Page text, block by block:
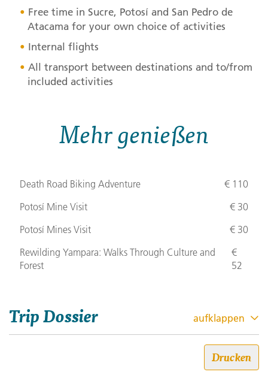
Free time in Sucre, Potosí and San Pedro de
Atacama for your own choice of activities
Internal flights
All transport between destinations and to/from
included activities
Mehr genießen
Death Road Biking Adventure
€ 110
Potosí Mine Visit
€ 30
Potosí Mines Visit
€ 30
Rewilding Yampara: Walks Through Culture and
Forest
€
52
Trip Dossier aufklappen
Südamerika – La Paz, Santiago
Drucken